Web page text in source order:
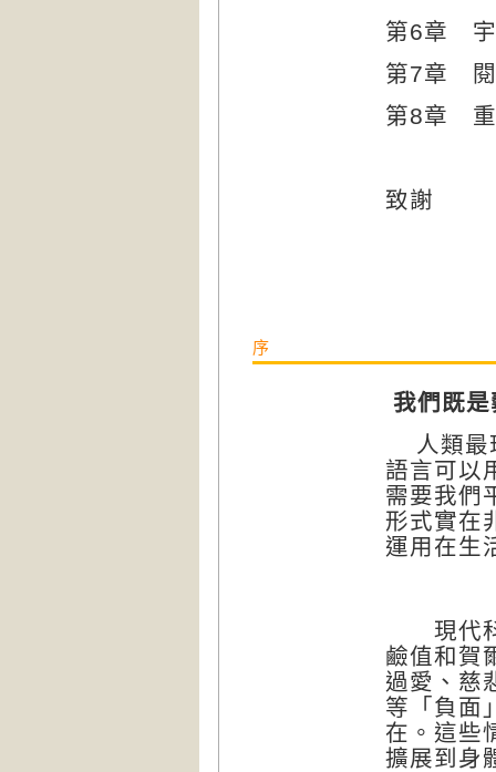
第6章 宇
第7章 閱
第8章 重
致謝
序
我們既
人類
語言可以
需要我們
形式實在
運用在生
現代科
鹼值和賀
過愛、慈
等「負面
在。這些
擴展到身